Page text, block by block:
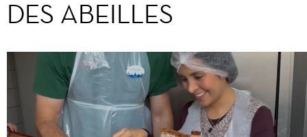
DES ABEILLES